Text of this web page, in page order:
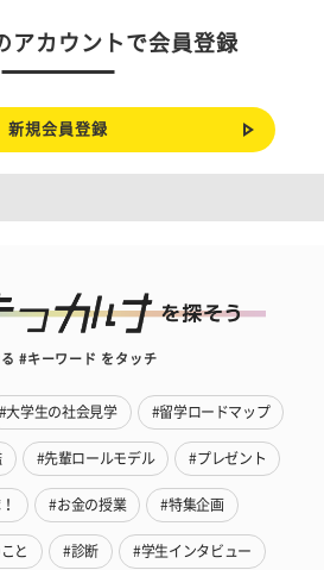
アカウントで会員登録
新規会員登録
#キーワード をタッチ
#大学生の社会見学 #留学ロードマップ
#先輩ロールモデル #プレゼント
#お金の授業 #特集企画
と #診断 #学生インタビュー